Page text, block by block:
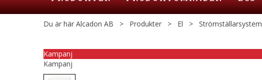
Du är här Alcadon AB > Produkter > El > Strömställarsystem
Kampanj